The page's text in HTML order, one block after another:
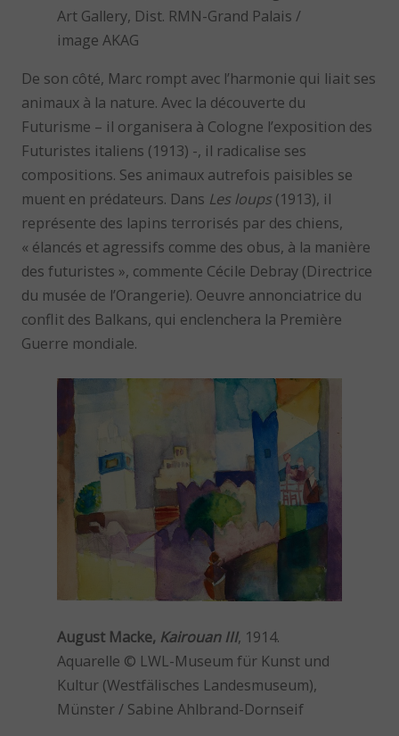
Art Gallery, Dist. RMN-Grand Palais /
image AKAG
De son côté, Marc rompt avec l’harmonie qui liait ses
animaux à la nature. Avec la découverte du
Futurisme – il organisera à Cologne l’exposition des
Futuristes italiens (1913) -, il radicalise ses
compositions. Ses animaux autrefois paisibles se
muent en prédateurs. Dans Les loups (1913), il
représente des lapins terrorisés par des chiens,
« élancés et agressifs comme des obus, à la manière
des futuristes », commente Cécile Debray (Directrice
du musée de l’Orangerie). Oeuvre annonciatrice du
conflit des Balkans, qui enclenchera la Première
Guerre mondiale.
August Macke, Kairouan III, 1914.
Aquarelle © LWL-Museum für Kunst und
Kultur (Westfälisches Landesmuseum),
Münster / Sabine Ahlbrand-Dornseif